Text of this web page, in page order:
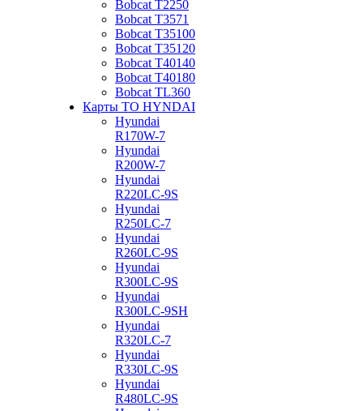
Bobcat Т2250
Bobcat Т3571
Bobcat Т35100
Bobcat Т35120
Bobcat Т40140
Bobcat Т40180
Bobcat ТL360
Карты ТО HYNDAI
Hyundai
R170W-7
Hyundai
R200W-7
Hyundai
R220LC-9S
Hyundai
R250LC-7
Hyundai
R260LC-9S
Hyundai
R300LC-9S
Hyundai
R300LC-9SH
Hyundai
R320LC-7
Hyundai
R330LC-9S
Hyundai
R480LC-9S